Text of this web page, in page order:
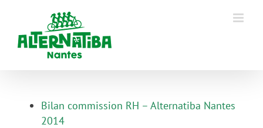
Bilan commission RH – Alternatiba Nantes
2014